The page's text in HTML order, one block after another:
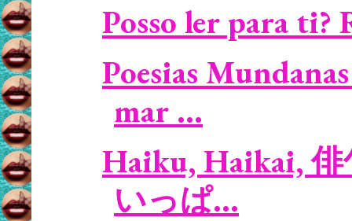
Posso ler para ti?
Poesias
mar ...
Haiku, Haikai, 俳
いっぱ...